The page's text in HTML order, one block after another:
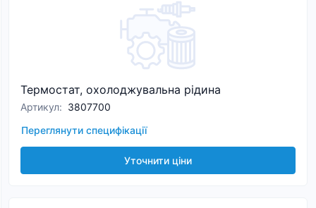
Термостат, охолоджувальна рідина
Артикул: 3807700
Переглянути специфікації
Уточнити ціни